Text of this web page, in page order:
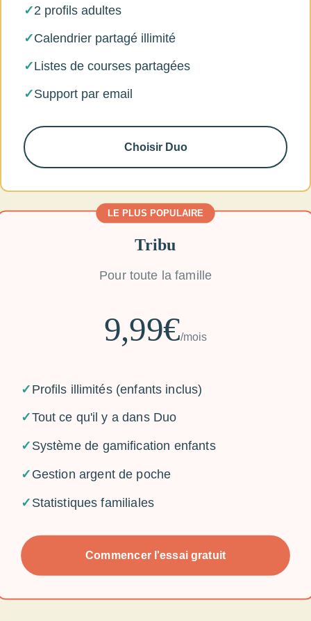
✓2 profils adultes
✓Calendrier partagé illimité
✓Listes de courses partagées
✓Support par email
Choisir Duo
LE PLUS POPULAIRE
Tribu
Pour toute la famille
9,99€/mois
✓Profils illimités (enfants inclus)
✓Tout ce qu'il y a dans Duo
✓Système de gamification enfants
✓Gestion argent de poche
✓Statistiques familiales
Commencer l'essai gratuit